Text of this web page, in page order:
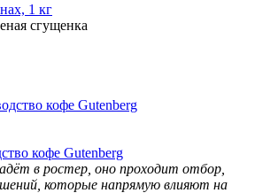
1 кг
сгущенка
кофе Gutenberg
в ростер, оно проходит отбор,
которые напрямую влияют на